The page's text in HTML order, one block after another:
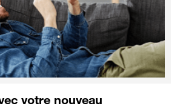
votre nouveau